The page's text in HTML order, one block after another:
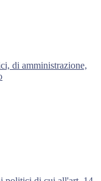
di amministrazione,